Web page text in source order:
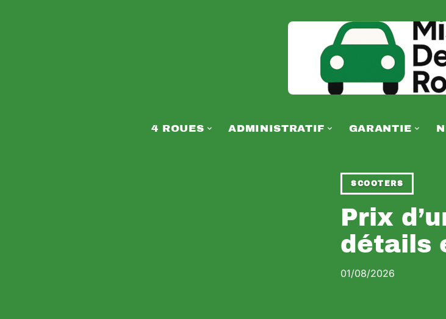
4 ROUES ADMINISTRATIF GARANTIE
SCOOTERS
Prix
détails
01/08/2026